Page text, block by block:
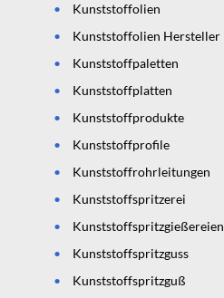
Kunststoffolien
Kunststoffolien Hersteller
Kunststoffpaletten
Kunststoffplatten
Kunststoffprodukte
Kunststoffprofile
Kunststoffrohrleitungen
Kunststoffspritzerei
Kunststoffspritzgießereien
Kunststoffspritzguss
Kunststoffspritzguß